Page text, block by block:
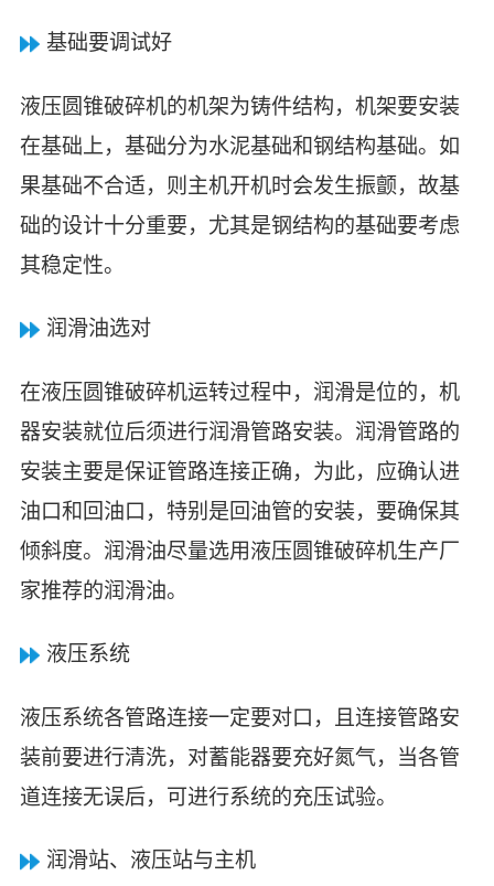
基础要调试好
液压圆锥破碎机的机架为铸件结构，机架要安装
在基础上，基础分为水泥基础和钢结构基础。如
果基础不合适，则主机开机时会发生振颤，故基
础的设计十分重要，尤其是钢结构的基础要考虑
其稳定性。
润滑油选对
在液压圆锥破碎机运转过程中，润滑是位的，机
器安装就位后须进行润滑管路安装。润滑管路的
安装主要是保证管路连接正确，为此，应确认进
油口和回油口，特别是回油管的安装，要确保其
倾斜度。润滑油尽量选用液压圆锥破碎机生产厂
家推荐的润滑油。
液压系统
液压系统各管路连接一定要对口，且连接管路安
装前要进行清洗，对蓄能器要充好氮气，当各管
道连接无误后，可进行系统的充压试验。
润滑站、液压站与主机